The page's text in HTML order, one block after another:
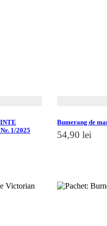
1/2025
Bumerang de
54,90lei